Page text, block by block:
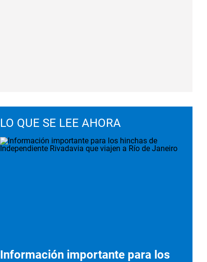
LO QUE SE LEE AHORA
Información importante para los